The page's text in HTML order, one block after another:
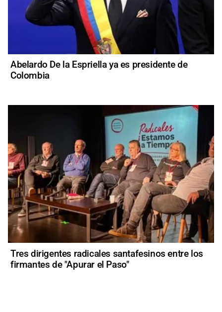
Abelardo De la Espriella ya es presidente de
Colombia
Tres dirigentes radicales santafesinos entre los
firmantes de "Apurar el Paso"